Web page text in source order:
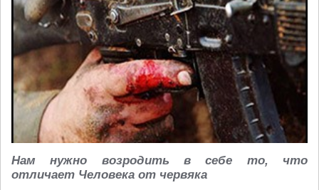
Нам нужно возродить в себе то, что
отличает Человека от червяка